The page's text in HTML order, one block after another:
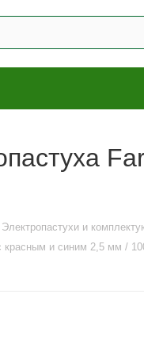
Электропастухи и
красным и синим 2,5 мм /